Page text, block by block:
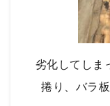
劣化してしま
捲り、バラ